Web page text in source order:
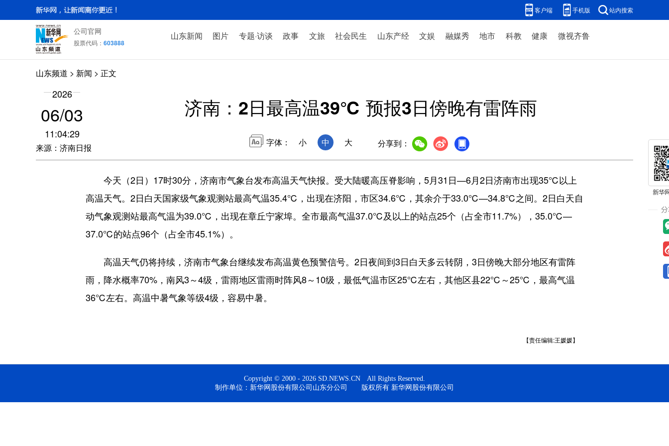
客户端 手机版 站内搜索
公司官网
股票代码： 603888
山东新闻 图片 专题·访谈 政事 文旅 社会民生 山东产经 文娱 融媒秀 地市 科教 健康 微视齐鲁
山东频道 > 新闻 > 正文
2026
06/03
11:04:29
来源：济南日报
济南：2日最高温39℃ 预报3日傍晚有雷阵雨
字体： 小 中 大 分享到：
今天（2日）17时30分，济南市气象台发布高温天气快报。受大陆暖高压脊影响，5月31日—6月2日济南市出现35℃以上
高温天气。2日白天国家级气象观测站最高气温35.4℃，出现在济阳，市区34.6℃，其余介于33.0℃—34.8℃之间。2日白天自
动气象观测站最高气温为39.0℃，出现在章丘宁家埠。全市最高气温37.0℃及以上的站点25个（占全市11.7%），35.0℃—
37.0℃的站点96个（占全市45.1%）。
高温天气仍将持续，济南市气象台继续发布高温黄色预警信号。2日夜间到3日白天多云转阴，3日傍晚大部分地区有雷阵
雨，降水概率70%，南风3～4级，雷雨地区雷雨时阵风8～10级，最低气温市区25℃左右，其他区县22℃～25℃，最高气温
36℃左右。高温中暑气象等级4级，容易中暑。
【责任编辑:王媛媛】
Copyright © 2000 - 2026 SD.NEWS.CN All Rights Reserved.
制作单位：新华网股份有限公司山东分公司 版权所有 新华网股份有限公司